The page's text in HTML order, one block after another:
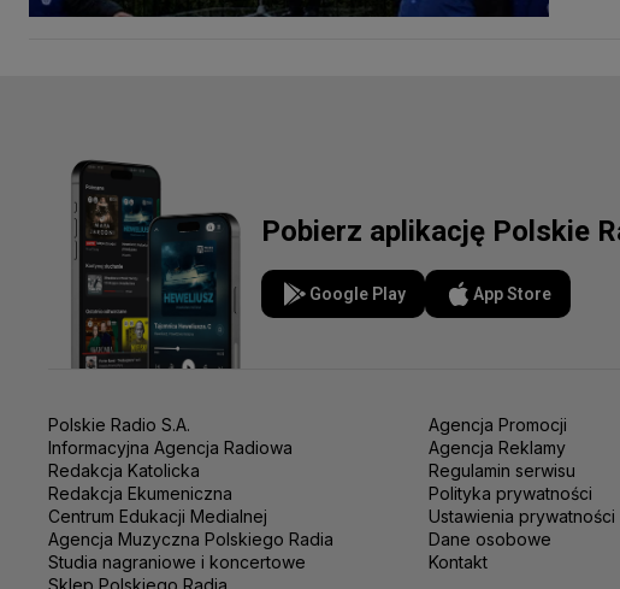
Pobierz aplikację Polskie
Google Play App Store
Polskie Radio S.A.
Informacyjna Agencja Radiowa
Redakcja Katolicka
Redakcja Ekumeniczna
Centrum Edukacji Medialnej
Agencja Muzyczna Polskiego Radia
Studia nagraniowe i koncertowe
Sklep Polskiego Radia
Agencja Promocji
Agencja Reklamy
Regulamin serwisu
Polityka prywatności
Ustawienia prywatności
Dane osobowe
Kontakt